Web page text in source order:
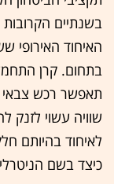
האיחוד האירופי
תאפשר רכש צבאי
שוויה עשוי לזנק
לאיחוד בהיותם
כיצד בשם